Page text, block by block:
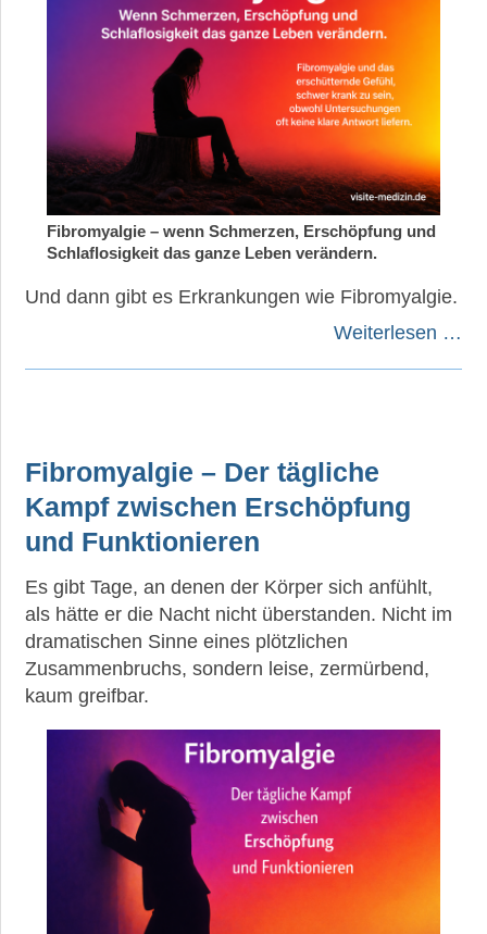
Fibromyalgie – wenn Schmerzen, Erschöpfung und
Schlaflosigkeit das ganze Leben verändern.
Und dann gibt es Erkrankungen wie Fibromyalgie.
Weiterlesen …
Fibromyalgie – Der tägliche
Kampf zwischen Erschöpfung
und Funktionieren
Es gibt Tage, an denen der Körper sich anfühlt,
als hätte er die Nacht nicht überstanden. Nicht im
dramatischen Sinne eines plötzlichen
Zusammenbruchs, sondern leise, zermürbend,
kaum greifbar.